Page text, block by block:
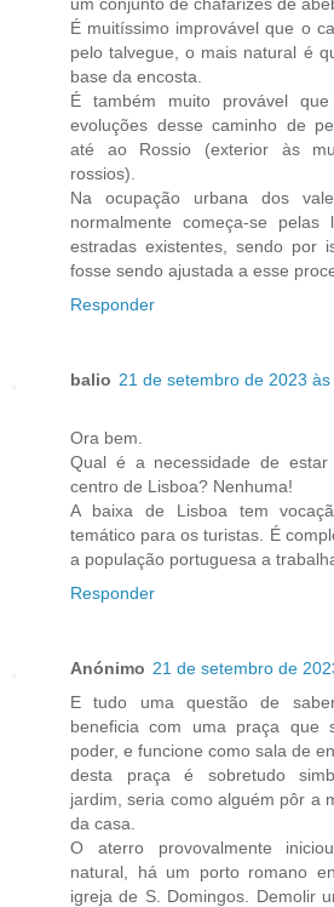
É muitíssimo improvável que o
pelo talvegue, o mais natural é
base da encosta.
É também muito provável
evoluções desse caminho de
até ao Rossio (exterior às
rossios).
Na ocupação urbana dos
normalmente começa-se
estradas existentes, sendo por
fosse sendo ajustada a esse
Responder
balio 21 de setembro de 2023 às
Ora bem.
Qual é a necessidade de
centro de Lisboa? Nenhuma!
A baixa de Lisboa tem
temático para os turistas. É
a população portuguesa a
Responder
Anónimo 21 de setembro de
E tudo uma questão de
beneficia com uma praça que
poder, e funcione como sala de
desta praça é sobretudo
jardim, seria como alguém pôr a
da casa.
O aterro provovalmente
natural, há um porto romano
igreja de S. Domingos. Demolir